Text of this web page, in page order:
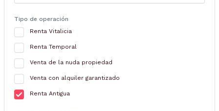
Tipo de operación
Renta Vitalicia
Renta Temporal
Venta de la nuda propiedad
Venta con alquiler garantizado
Renta Antigua